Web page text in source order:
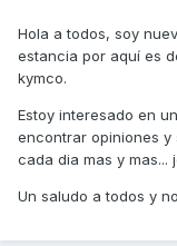
Hola a todos, soy
estancia por aquí es
kymco.
Estoy interesado en
encontrar opiniones y
cada dia mas y mas...
Un saludo a todos y